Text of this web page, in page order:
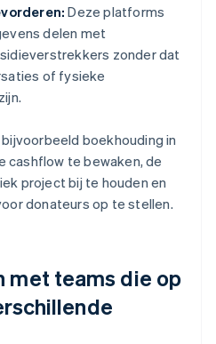
Deze platforms
delen met
zonder dat
of fysieke
boekhouding in
cashflow te bewaken, de
project bij te houden en
donateurs op te stellen.
met teams die op